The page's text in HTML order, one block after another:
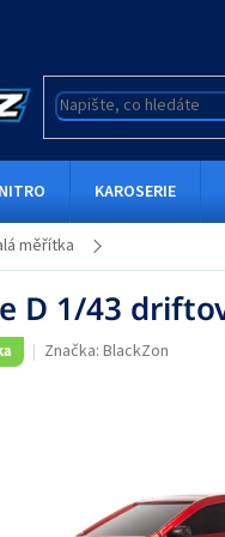
NITRO KAROSERIE
měřítka
D 1/43
Značka: BlackZon